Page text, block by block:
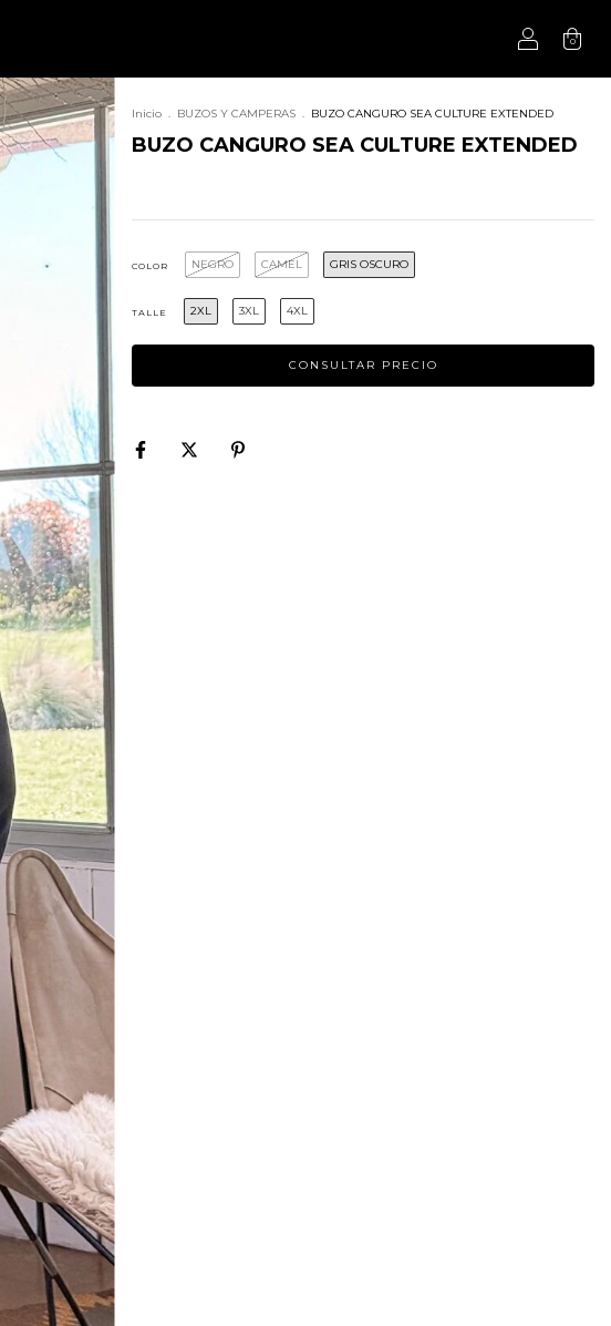
0
Inicio . BUZOS Y CAMPERAS . BUZO CANGURO SEA CULTURE EXTENDED
BUZO CANGURO SEA CULTURE EXTENDED
COLOR NEGRO CAMEL GRIS OSCURO
TALLE 2XL 3XL 4XL